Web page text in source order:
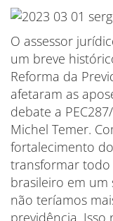
O assessor
um breve
Reforma da
afetaram as
debate a
Michel Temer.
fortalecimento
transformar todo
brasileiro em um
não teríamos